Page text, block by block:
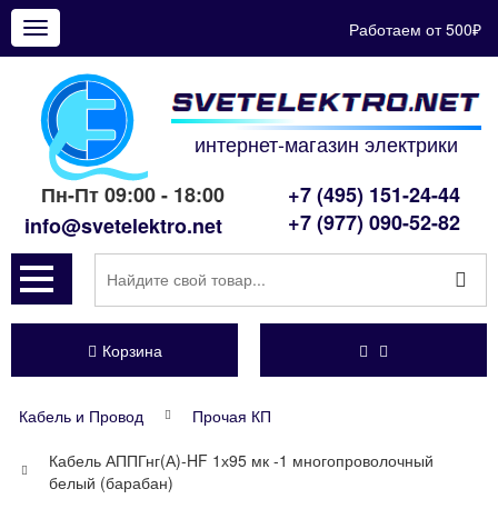
Показать
меню
Работаем от 500₽
интернет-магазин электрики
Пн-Пт 09:00 - 18:00
info@svetelektro.net
+7 (495) 151-24-44
+7 (977) 090-52-82
Корзина
Кабель и Провод
Прочая КП
Кабель АППГнг(А)-HF 1х95 мк -1 многопроволочный
белый (барабан)